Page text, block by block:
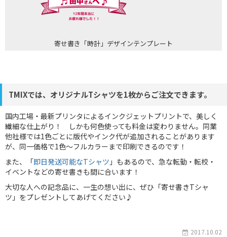
寄せ書き「時計」デザインテンプレート
TMIXでは、オリジナルTシャツを1枚からご注文できます。
国内工場・最新プリンタによるインクジェットプリントで、美しく
繊細な仕上がり！ しかも何色使っても料金は変わりません。同業
他社様では1色ごとに版代やインク代が追加されることがあります
が、同一価格で1色～フルカラーまで印刷できるのです！
また、「即日発送可能なTシャツ 」もあるので、急な転勤・転校・
イベントなどの寄せ書きも間に合います！
大切な人への記念品に、一生の想い出に、ぜひ「寄せ書きTシャ
ツ」をプレゼントしてあげてください♪
2017.10.02